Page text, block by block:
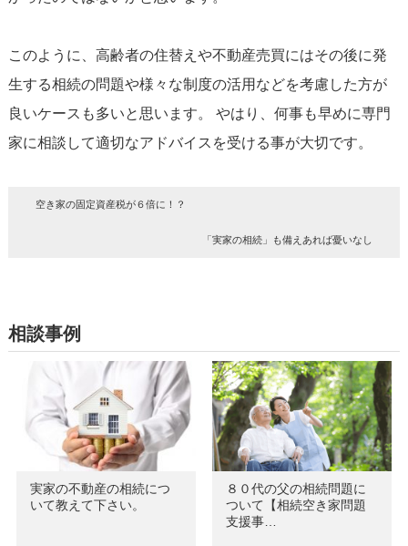
このように、高齢者の住替えや不動産売買にはその後に発
生する相続の問題や様々な制度の活用などを考慮した方が
良いケースも多いと思います。 やはり、何事も早めに専門
家に相談して適切なアドバイスを受ける事が大切です。
空き家の固定資産税が６倍に！？
「実家の相続」も備えあれば憂いなし
相談事例
実家の不動産の相続につ
いて教えて下さい。
８０代の父の相続問題に
ついて【相続空き家問題
支援事…